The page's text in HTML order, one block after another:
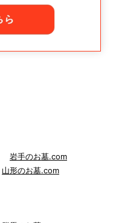
岩手のお墓.com
山形のお墓.com